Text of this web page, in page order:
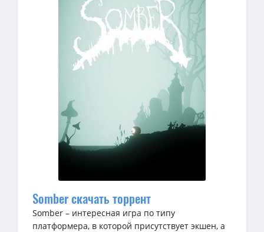
Somber скачать торрент
Somber – интересная игра по типу
платформера, в которой присутствует экшен, а